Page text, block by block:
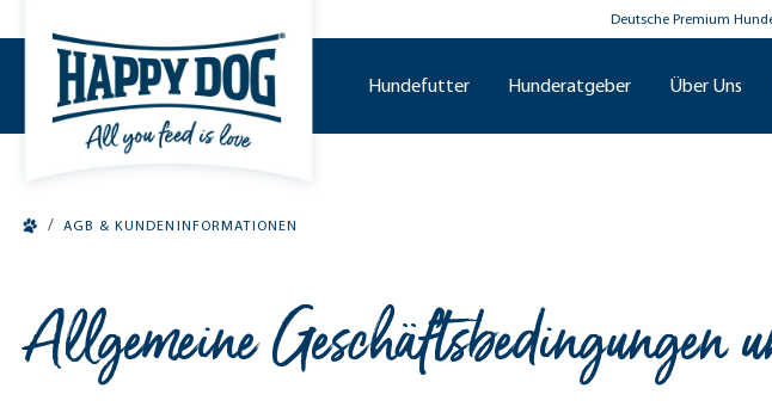
Deutsche Premium
Hundefutter Hunderatgeber Über Uns
/ AGB & KUNDENINFORMATIONEN
Allgemeine Geschäftsbedingungen